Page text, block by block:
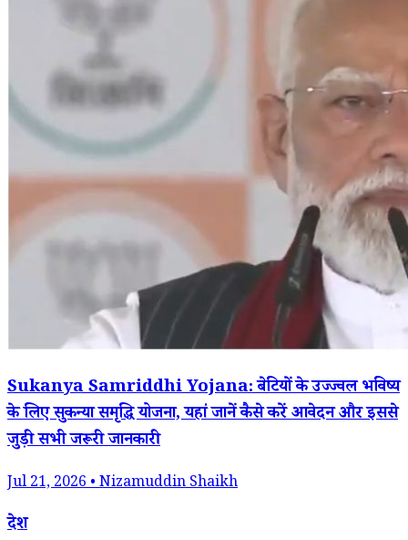
Sukanya Samriddhi Yojana: बेटियों के उज्ज्वल भविष्य
के लिए सुकन्या समृद्धि योजना, यहां जानें कैसे करें आवेदन और इससे
जुड़ी सभी जरूरी जानकारी
Jul 21, 2026 • Nizamuddin Shaikh
देश